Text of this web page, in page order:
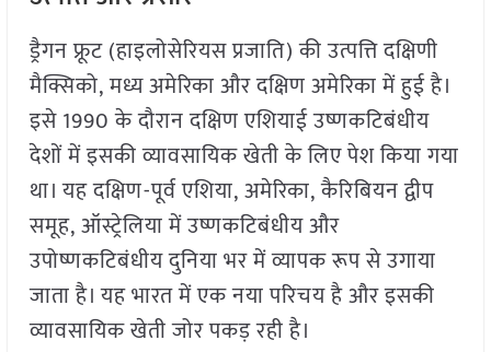
ड्रैगन फ्रूट (हाइलोसेरियस प्रजाति) की उत्पत्ति दक्षिणी
मैक्सिको, मध्य अमेरिका और दक्षिण अमेरिका में हुई है।
इसे 1990 के दौरान दक्षिण एशियाई उष्णकटिबंधीय
देशों में इसकी व्यावसायिक खेती के लिए पेश किया गया
था। यह दक्षिण-पूर्व एशिया, अमेरिका, कैरिबियन द्वीप
समूह, ऑस्ट्रेलिया में उष्णकटिबंधीय और
उपोष्णकटिबंधीय दुनिया भर में व्यापक रूप से उगाया
जाता है। यह भारत में एक नया परिचय है और इसकी
व्यावसायिक खेती जोर पकड़ रही है।